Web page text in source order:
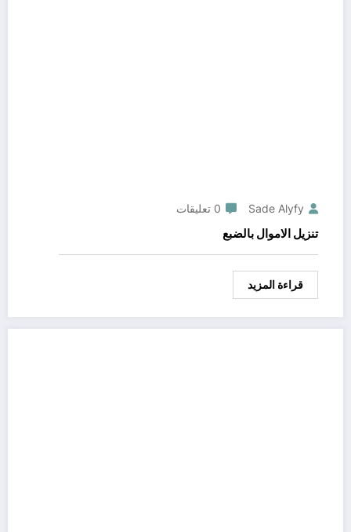
Sade Alyfy 0 تعليقات
تنزيل الاموال بالضبع
قراءة المزيد